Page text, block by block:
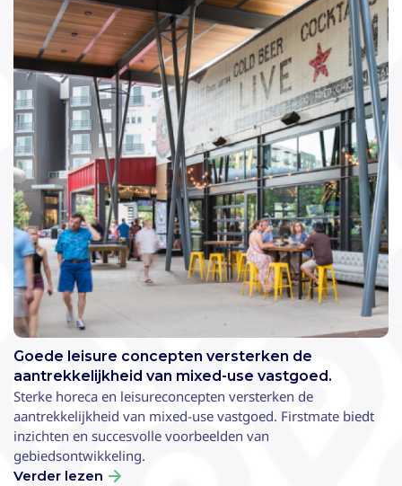
Goede leisure concepten versterken de
aantrekkelijkheid van mixed-use vastgoed.
Sterke horeca en leisureconcepten versterken de
aantrekkelijkheid van mixed-use vastgoed. Firstmate biedt
inzichten en succesvolle voorbeelden van
gebiedsontwikkeling.
Verder lezen